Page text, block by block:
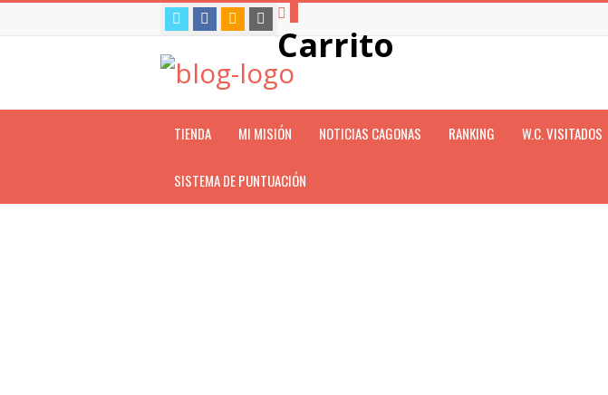
Carrito
TIENDA MI MISIÓN NOTICIAS CAGONAS RANKING W.C. VISITADOS
SISTEMA DE PUNTUACIÓN